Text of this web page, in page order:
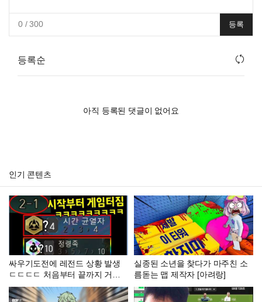
0/ 300 등록
등록순
아직 등록된 댓글이 없어요
인기 콘텐츠
싸우기도전에 레전드 상황 발생
ㄷㄷㄷㄷ 처음부터 끝까지 거를
타선이 없는 역대급 운빨로 원하
는 모든게 이뤄지는 이번 시즌 최
실종된 소년을 찾다가 마주친 소
름돋는 맵 제작자 [아려랑]